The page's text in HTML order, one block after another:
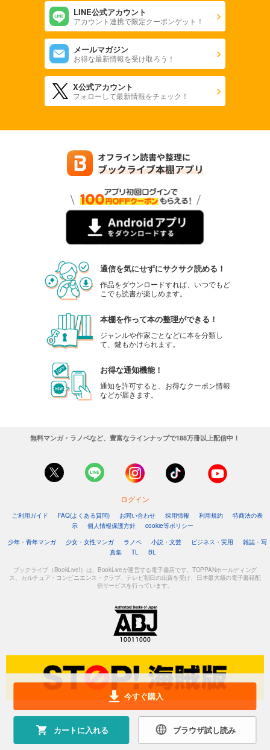
今すぐ購入
カートに入れる ブラウザ試し読み
LINE公式アカウント
アカウント連携で限定クーポンゲット！
メールマガジン
お得な最新情報を受け取ろう！
X公式アカウント
フォローして最新情報をチェック！
通信を気にせずにサクサク読める！
作品をダウンロードすれば、いつでもど
こでも読書が楽しめます。
本棚を作って本の整理ができる！
ジャンルや作家ごとなどに本を分類し
て、鍵もかけられます。
お得な通知機能！
通知を許可すると、お得なクーポン情報
などが届きます。
無料マンガ・ラノベなど、豊富なラインナップで188万冊以上配信中！
ログイン
ご利用ガイド FAQ(よくある質問) お問い合わせ 採用情報 利用規約
特商法の表
示
個人情報保護方針
cookie等ポリシー
少年・青年マンガ
少女・女性マンガ ラノベ 小説・文芸 ビジネス・実用
雑誌・写
真集
TL BL
ブックライブ（BookLive!）は、BookLiveが運営する電子書店です。TOPPANホールディング
ス、カルチュア・コンビニエンス・クラブ、テレビ朝日の出資を受け、日本最大級の電子書籍配
信サービスを行っています。